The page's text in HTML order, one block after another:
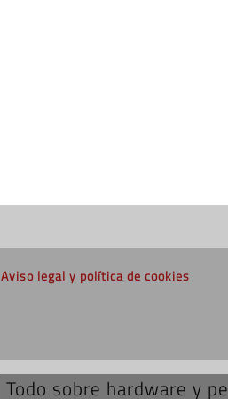
Aviso legal y política de cookies
Todo sobre hardware y